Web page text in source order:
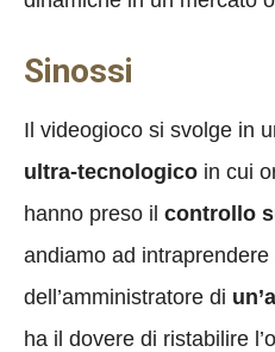
Sinossi
Il videogioco si svolge in
ultra-tecnologico in cui
hanno preso il controllo
andiamo ad intraprendere
dell’amministratore di
ha il dovere di ristabilire